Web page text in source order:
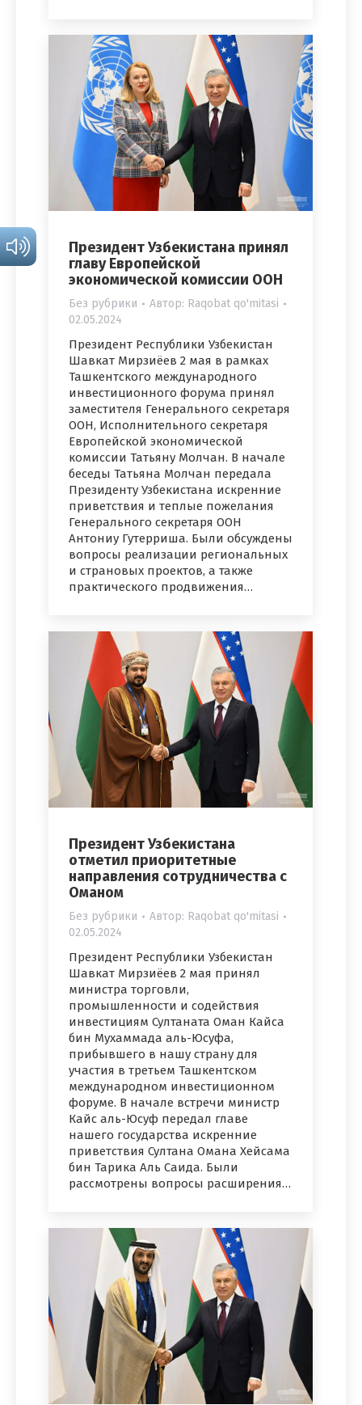
Президент Узбекистана принял
главу Европейской
экономической комиссии ООН
Без рубрики Автор: Raqobat qo'mitasi
02.05.2024
Президент Республики Узбекистан
Шавкат Мирзиёев 2 мая в рамках
Ташкентского международного
инвестиционного форума принял
заместителя Генерального секретаря
ООН, Исполнительного секретаря
Европейской экономической
комиссии Татьяну Молчан. В начале
беседы Татьяна Молчан передала
Президенту Узбекистана искренние
приветствия и теплые пожелания
Генерального секретаря ООН
Антониу Гутерриша. Были обсуждены
вопросы реализации региональных
и страновых проектов, а также
практического продвижения…
Президент Узбекистана
отметил приоритетные
направления сотрудничества с
Оманом
Без рубрики Автор: Raqobat qo'mitasi
02.05.2024
Президент Республики Узбекистан
Шавкат Мирзиёев 2 мая принял
министра торговли,
промышленности и содействия
инвестициям Султаната Оман Кайса
бин Мухаммада аль-Юсуфа,
прибывшего в нашу страну для
участия в третьем Ташкентском
международном инвестиционном
форуме. В начале встречи министр
Кайс аль-Юсуф передал главе
нашего государства искренние
приветствия Султана Омана Хейсама
бин Тарика Аль Саида. Были
рассмотрены вопросы расширения…